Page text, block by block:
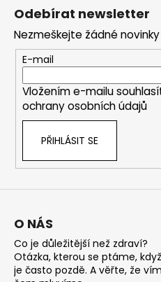
í
r
Odebírat newsletter
Nezmeškejte žádné
E-mail
Vložením e-mailu
ochrany osobních údajů
PŘIHLÁSIT SE
O NÁS
Co je důležitější než zdraví?
Otázka, kterou se ptáme,
je často pozdě. A věřte, že